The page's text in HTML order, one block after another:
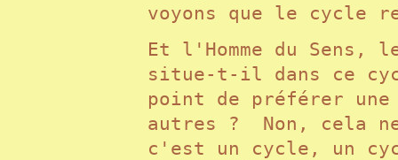
voyons que le cycle
Et l'Homme du Sens,
situe-t-il dans ce
point de préférer
autres ? Non, cela
c'est un cycle, un